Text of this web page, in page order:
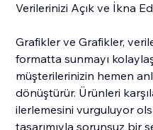
Verilerinizi Açık ve İkna
Grafikler ve Grafikler,
formatta sunmayı
müşterilerinizin hemen
dönüştürür. Ürünleri
ilerlemesini vurguluyor
tasarımıyla sorunsuz bir